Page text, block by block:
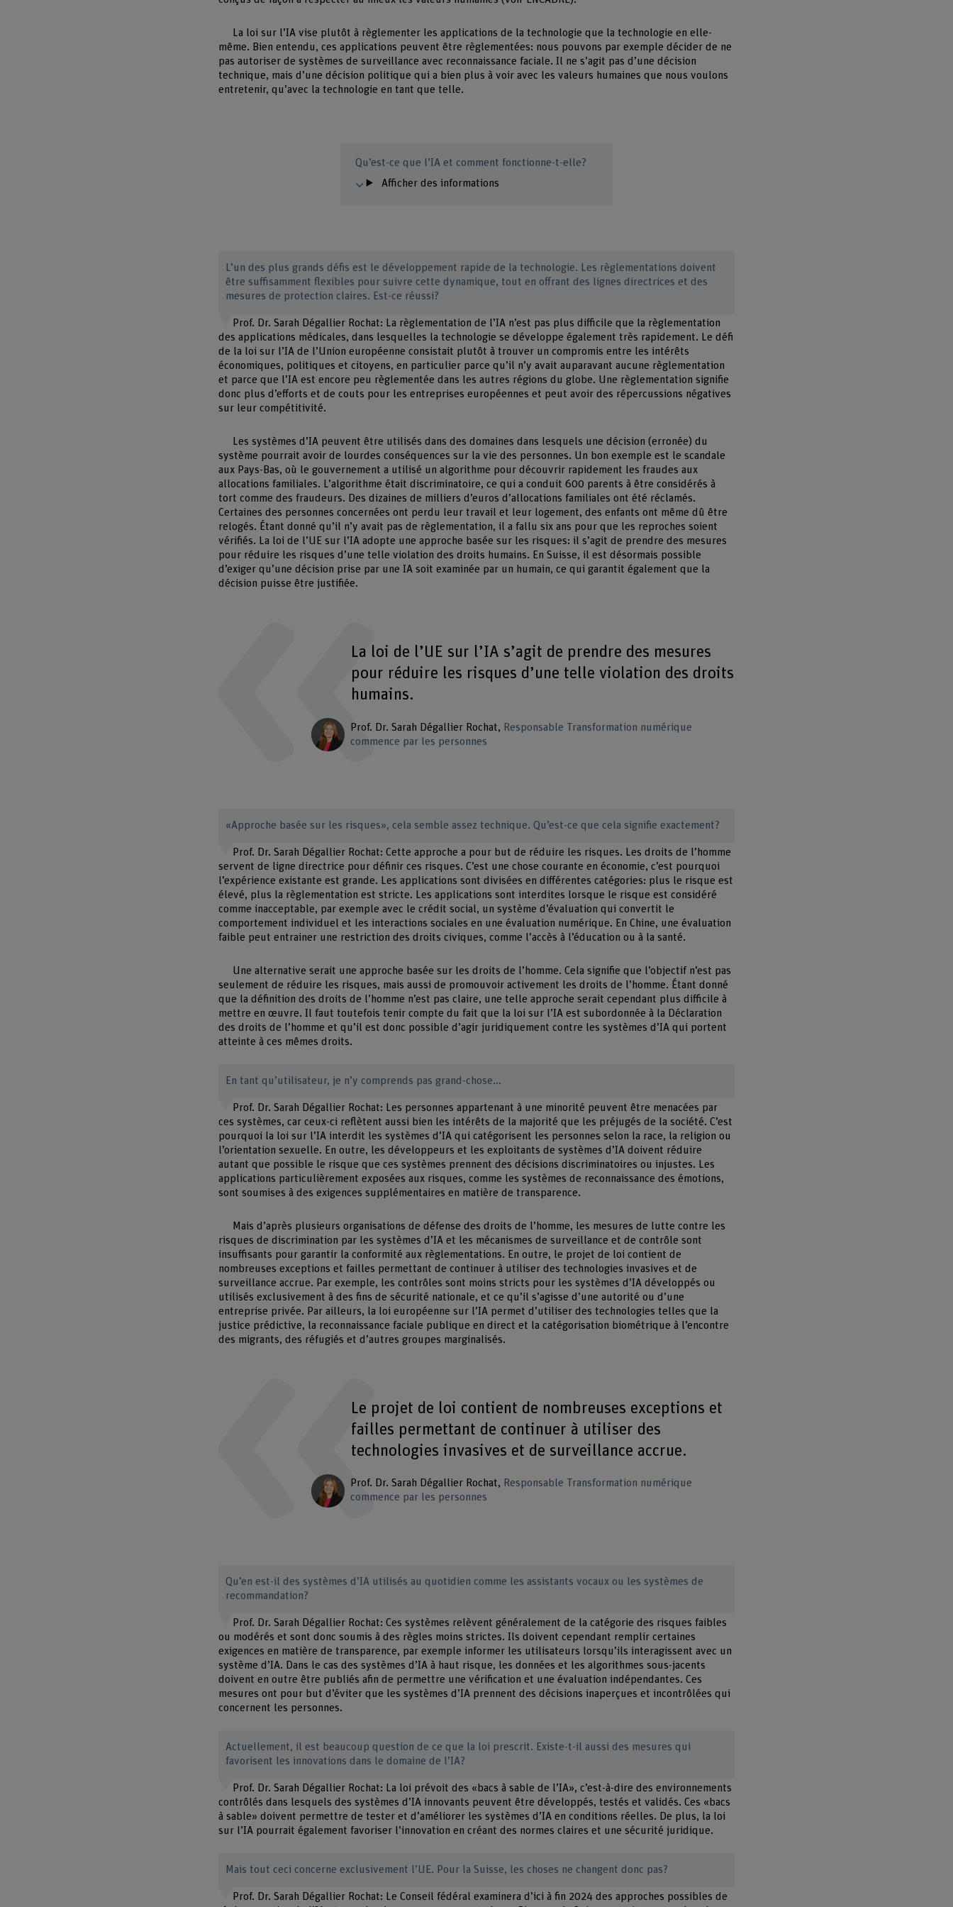
La loi sur l’IA vise plutôt à règlementer les applications de la technologie que la technologie en elle-
même. Bien entendu, ces applications peuvent être règlementées: nous pouvons par exemple décider de ne
pas autoriser de systèmes de surveillance avec reconnaissance faciale. Il ne s’agit pas d’une décision
technique, mais d’une décision politique qui a bien plus à voir avec les valeurs humaines que nous voulons
entretenir, qu’avec la technologie en tant que telle.
Qu’est-ce que l’IA et comment fonctionne-t-elle?
Afficher des informations
L’un des plus grands défis est le développement rapide de la technologie. Les règlementations doivent
être suffisamment flexibles pour suivre cette dynamique, tout en offrant des lignes directrices et des
mesures de protection claires. Est-ce réussi?
Prof. Dr. Sarah Dégallier Rochat: La règlementation de l’IA n’est pas plus difficile que la règlementation
des applications médicales, dans lesquelles la technologie se développe également très rapidement. Le défi
de la loi sur l’IA de l’Union européenne consistait plutôt à trouver un compromis entre les intérêts
économiques, politiques et citoyens, en particulier parce qu’il n’y avait auparavant aucune règlementation
et parce que l’IA est encore peu règlementée dans les autres régions du globe. Une règlementation signifie
donc plus d’efforts et de couts pour les entreprises européennes et peut avoir des répercussions négatives
sur leur compétitivité.
Les systèmes d’IA peuvent être utilisés dans des domaines dans lesquels une décision (erronée) du
système pourrait avoir de lourdes conséquences sur la vie des personnes. Un bon exemple est le scandale
aux Pays-Bas, où le gouvernement a utilisé un algorithme pour découvrir rapidement les fraudes aux
allocations familiales. L’algorithme était discriminatoire, ce qui a conduit 600 parents à être considérés à
tort comme des fraudeurs. Des dizaines de milliers d’euros d’allocations familiales ont été réclamés.
Certaines des personnes concernées ont perdu leur travail et leur logement, des enfants ont même dû être
relogés. Étant donné qu’il n’y avait pas de règlementation, il a fallu six ans pour que les reproches soient
vérifiés. La loi de l’UE sur l’IA adopte une approche basée sur les risques: il s’agit de prendre des mesures
pour réduire les risques d’une telle violation des droits humains. En Suisse, il est désormais possible
d’exiger qu’une décision prise par une IA soit examinée par un humain, ce qui garantit également que la
décision puisse être justifiée.
La loi de l’UE sur l’IA s’agit de prendre des mesures
pour réduire les risques d’une telle violation des droits
humains.
Prof. Dr. Sarah Dégallier Rochat
Responsable Transformation numérique
commence par les personnes
«Approche basée sur les risques», cela semble assez technique. Qu’est-ce que cela signifie exactement?
Prof. Dr. Sarah Dégallier Rochat: Cette approche a pour but de réduire les risques. Les droits de l’homme
servent de ligne directrice pour définir ces risques. C’est une chose courante en économie, c’est pourquoi
l’expérience existante est grande. Les applications sont divisées en différentes catégories: plus le risque est
élevé, plus la règlementation est stricte. Les applications sont interdites lorsque le risque est considéré
comme inacceptable, par exemple avec le crédit social, un système d’évaluation qui convertit le
comportement individuel et les interactions sociales en une évaluation numérique. En Chine, une évaluation
faible peut entrainer une restriction des droits civiques, comme l’accès à l’éducation ou à la santé.
Une alternative serait une approche basée sur les droits de l’homme. Cela signifie que l’objectif n’est pas
seulement de réduire les risques, mais aussi de promouvoir activement les droits de l’homme. Étant donné
que la définition des droits de l’homme n’est pas claire, une telle approche serait cependant plus difficile à
mettre en œuvre. Il faut toutefois tenir compte du fait que la loi sur l’IA est subordonnée à la Déclaration
des droits de l’homme et qu’il est donc possible d’agir juridiquement contre les systèmes d’IA qui portent
atteinte à ces mêmes droits.
En tant qu’utilisateur, je n’y comprends pas grand-chose…
Prof. Dr. Sarah Dégallier Rochat: Les personnes appartenant à une minorité peuvent être menacées par
ces systèmes, car ceux-ci reflètent aussi bien les intérêts de la majorité que les préjugés de la société. C’est
pourquoi la loi sur l’IA interdit les systèmes d’IA qui catégorisent les personnes selon la race, la religion ou
l’orientation sexuelle. En outre, les développeurs et les exploitants de systèmes d’IA doivent réduire
autant que possible le risque que ces systèmes prennent des décisions discriminatoires ou injustes. Les
applications particulièrement exposées aux risques, comme les systèmes de reconnaissance des émotions,
sont soumises à des exigences supplémentaires en matière de transparence.
Mais d’après plusieurs organisations de défense des droits de l’homme, les mesures de lutte contre les
risques de discrimination par les systèmes d’IA et les mécanismes de surveillance et de contrôle sont
insuffisants pour garantir la conformité aux règlementations. En outre, le projet de loi contient de
nombreuses exceptions et failles permettant de continuer à utiliser des technologies invasives et de
surveillance accrue. Par exemple, les contrôles sont moins stricts pour les systèmes d’IA développés ou
utilisés exclusivement à des fins de sécurité nationale, et ce qu’il s’agisse d’une autorité ou d’une
entreprise privée. Par ailleurs, la loi européenne sur l’IA permet d’utiliser des technologies telles que la
justice prédictive, la reconnaissance faciale publique en direct et la catégorisation biométrique à l’encontre
des migrants, des réfugiés et d’autres groupes marginalisés.
Le projet de loi contient de nombreuses exceptions et
failles permettant de continuer à utiliser des
technologies invasives et de surveillance accrue.
Prof. Dr. Sarah Dégallier Rochat
Responsable Transformation numérique
commence par les personnes
Qu’en est-il des systèmes d’IA utilisés au quotidien comme les assistants vocaux ou les systèmes de
recommandation?
Prof. Dr. Sarah Dégallier Rochat: Ces systèmes relèvent généralement de la catégorie des risques faibles
ou modérés et sont donc soumis à des règles moins strictes. Ils doivent cependant remplir certaines
exigences en matière de transparence, par exemple informer les utilisateurs lorsqu’ils interagissent avec un
système d’IA. Dans le cas des systèmes d’IA à haut risque, les données et les algorithmes sous-jacents
doivent en outre être publiés afin de permettre une vérification et une évaluation indépendantes. Ces
mesures ont pour but d’éviter que les systèmes d’IA prennent des décisions inaperçues et incontrôlées qui
concernent les personnes.
Actuellement, il est beaucoup question de ce que la loi prescrit. Existe-t-il aussi des mesures qui
favorisent les innovations dans le domaine de l’IA?
Prof. Dr. Sarah Dégallier Rochat: La loi prévoit des «bacs à sable de l’IA», c’est-à-dire des environnements
contrôlés dans lesquels des systèmes d’IA innovants peuvent être développés, testés et validés. Ces «bacs
à sable» doivent permettre de tester et d’améliorer les systèmes d’IA en conditions réelles. De plus, la loi
sur l’IA pourrait également favoriser l’innovation en créant des normes claires et une sécurité juridique.
Mais tout ceci concerne exclusivement l’UE. Pour la Suisse, les choses ne changent donc pas?
Prof. Dr. Sarah Dégallier Rochat: Le Conseil fédéral examinera d’ici à fin 2024 des approches possibles de